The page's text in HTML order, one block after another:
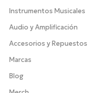
Instrumentos Musicales
Audio y Amplificación
Accesorios y Repuestos
Marcas
Blog